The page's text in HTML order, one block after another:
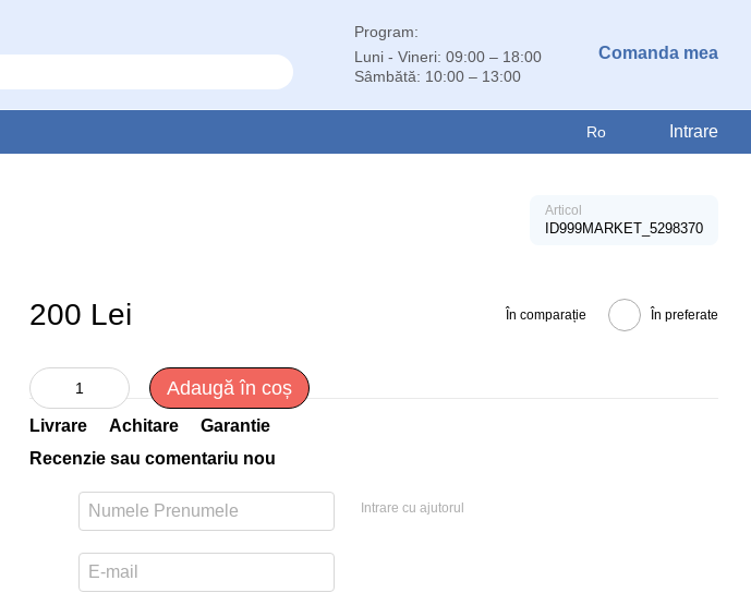
Program:
Luni - Vineri: 09:00 – 18:00
Sâmbătă: 10:00 – 13:00
Comanda mea
Ro Intrare
Articol
ID999MARKET_5298370
200 Lei În comparație În preferate
Adaugă în coș
Livrare Achitare
Garantie
Recenzie sau comentariu nou
Intrare cu ajutorul